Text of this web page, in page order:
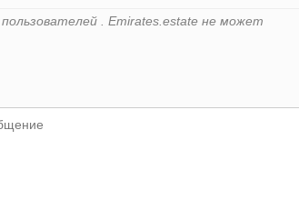
. Emirates.estate не может